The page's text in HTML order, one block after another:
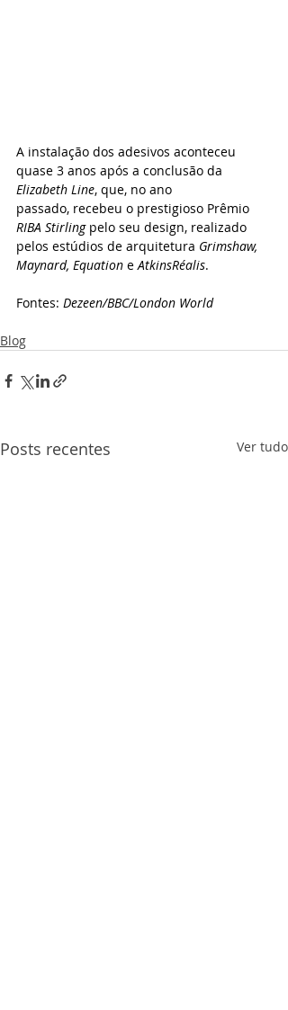
A instalação dos adesivos aconteceu
quase 3 anos após a conclusão da
Elizabeth Line, que, no ano
passado, recebeu o prestigioso Prêmio
RIBA Stirling pelo seu design, realizado
pelos estúdios de arquitetura Grimshaw,
Maynard, Equation e AtkinsRéalis.
Fontes: Dezeen/BBC/London World
Blog
Posts recentes Ver tudo